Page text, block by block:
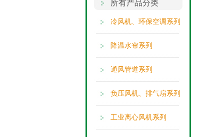
所有产品分类
冷风机、环保空调系列
降温水帘系列
通风管道系列
负压风机、排气扇系列
工业离心风机系列